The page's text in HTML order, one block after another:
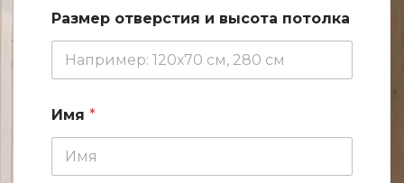
Размер отверстия и высота потолка
Имя *